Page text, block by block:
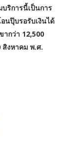
ริการนี้เป็นการ
นปุ๊บรอรับเงินได้
ากว่า 12,500
สิงหาคม พ.ศ.